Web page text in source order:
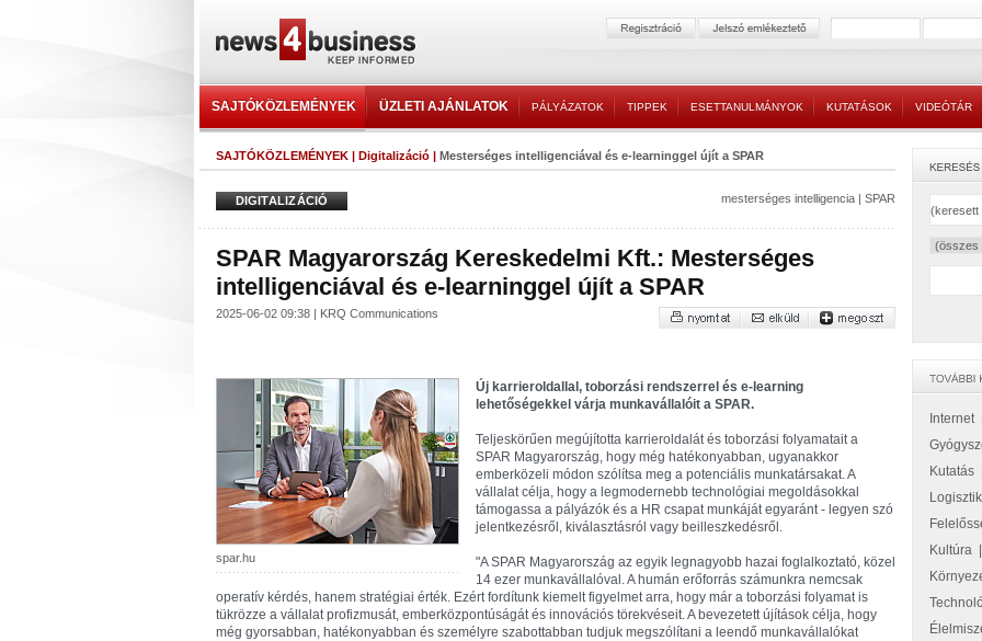
SAJTÓKÖZLEMÉNYEK ÜZLETI AJÁNLATOK PÁLYÁZATOK TIPPEK ESETTANULMÁNYOK KUTATÁSOK VIDEÓTÁR
SAJTÓKÖZLEMÉNYEK | Digitalizáció | Mesterséges intelligenciával és e-learninggel újít a SPAR
DIGITALIZÁCIÓ mesterséges intelligencia | SPAR
SPAR Magyarország Kereskedelmi Kft.: Mesterséges
intelligenciával és e-learninggel újít a SPAR
2025-06-02 09:38 | KRQ Communications
spar.hu
Új karrieroldallal, toborzási rendszerrel és e-learning
lehetőségekkel várja munkavállalóit a SPAR.
Teljeskörűen megújította karrieroldalát és toborzási folyamatait a
SPAR Magyarország, hogy még hatékonyabban, ugyanakkor
emberközeli módon szólítsa meg a potenciális munkatársakat. A
vállalat célja, hogy a legmodernebb technológiai megoldásokkal
támogassa a pályázók és a HR csapat munkáját egyaránt - legyen szó
jelentkezésről, kiválasztásról vagy beilleszkedésről.
"A SPAR Magyarország az egyik legnagyobb hazai foglalkoztató, közel
14 ezer munkavállalóval. A humán erőforrás számunkra nemcsak
operatív kérdés, hanem stratégiai érték. Ezért fordítunk kiemelt figyelmet arra, hogy már a toborzási folyamat is
tükrözze a vállalat profizmusát, emberközpontúságát és innovációs törekvéseit. A bevezetett újítások célja, hogy
még gyorsabban, hatékonyabban és személyre szabottabban tudjuk megszólítani a leendő munkavállalókat
Internet|
Kutatás
Kultúra